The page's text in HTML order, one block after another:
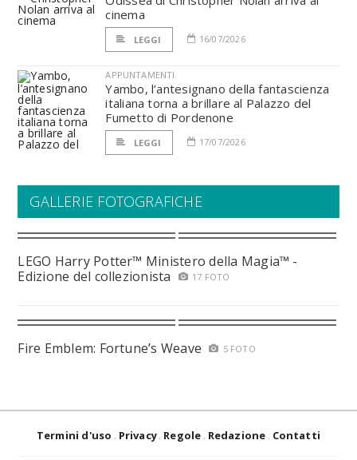
cinema
LEGGI 16/07/2026
APPUNTAMENTI
Yambo, l’antesignano della fantascienza
italiana torna a brillare al Palazzo del
Fumetto di Pordenone
LEGGI 17/07/2026
GALLERIE FOTOGRAFICHE
LEGO Harry Potter™ Ministero della Magia™ -
Edizione del collezionista
17 FOTO
Fire Emblem: Fortune’s Weave 5 FOTO
Termini d'uso Privacy Regole Redazione Contatti